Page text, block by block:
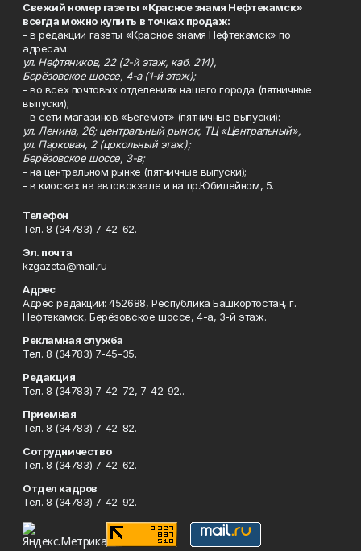
Свежий номер газеты «Красное знамя Нефтекамск»
всегда можно купить в точках продаж:
- в редакции газеты «Красное знамя Нефтекамск» по
адресам:
ул. Нефтяников, 22 (2-й этаж, каб. 214),
Берёзовское шоссе, 4-а (1-й этаж);
- во всех почтовых отделениях нашего города (пятничные
выпуски);
- в сети магазинов «Бегемот» (пятничные выпуски):
ул. Ленина, 26; центральный рынок, ТЦ «Центральный»,
ул. Парковая, 2 (цокольный этаж);
Берёзовское шоссе, 3-в;
- на центральном рынке (пятничные выпуски);
- в киосках на автовокзале и на пр.Юбилейном, 5.
Телефон
Тел. 8 (34783) 7-42-62.
Эл. почта
kzgazeta@mail.ru
Адрес
Адрес редакции: 452688, Республика Башкортостан, г.
Нефтекамск, Берёзовское шоссе, 4-а, 3-й этаж.
Рекламная служба
Тел. 8 (34783) 7-45-35.
Редакция
Тел. 8 (34783) 7-42-72, 7-42-92..
Приемная
Тел. 8 (34783) 7-42-82.
Сотрудничество
Тел. 8 (34783) 7-42-62.
Отдел кадров
Тел. 8 (34783) 7-42-92.